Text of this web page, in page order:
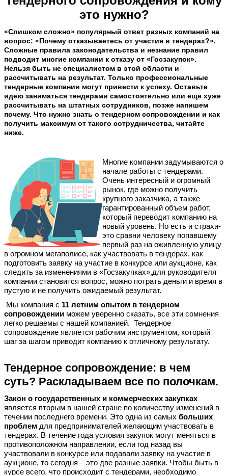
это нужно?
«Слишком сложно» популярный ответ разных компаний на
вопрос: «Почему отказываетесь от участия в тендерах?».
Сложные правила законодательства и незнание правил
подводит многие компании к отказу от «Госзакупок».
Нельзя быть не специалистом в этой области и
рассчитывать на результат. Только профессиональные
тендерные компании могут привести к успеху. Оставьте
идею заниматься тендерами самостоятельно или еще хуже
рассчитывать на штатных сотрудников, позже напишем
почему. Что нужно знать о тендерном сопровождении и как
получить максимум от такого сотрудничества, читайте
ниже.
Многие компании задумываются о
начале работы с тендерами.
Очень интересный и огромный
рынок, где можно получить
крупного заказчика, а также
гарантированный объем работ,
который переводит компанию на
новый уровень. Но есть и страхи-
это сравни человеку попавшему
первый раз на оживленную улицу
в огромном мегаполисе, как участвовать в тендерах, как
подготовить заявку на участие в конкурсе или аукционе, как
следить за изменениями в «Госзакупках»,для руководителя
компании становится вопрос, можно потрать деньги и время в
пустую и не получить ожидаемый результат.
Мы компания с 11 летним опытом в тендерном
сопровождении можем уверенно сказать, все эти сомнения
легко решаемы с нашей компанией. Тендерное
сопровождение является рабочим инструментом, который
шаг за шагом приводит компанию к отличному результату.
Тендерное сопровождение: в чем
суть? Раскладываем все по полочкам.
Закон о государственных и коммерческих закупках
является вторым в нашей стране по количеству изменений в
течении последнего времени. Это одна из самых больших
проблем для предпринимателей желающим участвовать в
тендерах. В течение года условия закупок могут меняться в
противоположном направлении, если год назад вы
участвовали в конкурсе или подавали заявку на участие в
аукционе, то сегодня – это две разные заявки. Чтобы быть в
курсе всего, что происходит с тендерами, необходимо